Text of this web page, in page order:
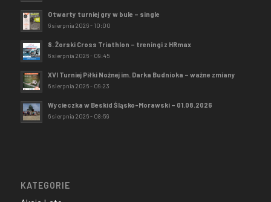
Otwarty turniej gry w bule – single
6 sierpnia 2026 - 10:00
8. Żorski Cross Triathlon – treningi z HRmax
6 sierpnia 2026 - 09:45
XVI Turniej Piłki Nożnej im. Darka Budnioka – ważne zmiany
6 sierpnia 2026 - 09:23
Wycieczka w Beskid Śląsko-Morawski – 01.08.2026
6 sierpnia 2026 - 08:59
KATEGORIE